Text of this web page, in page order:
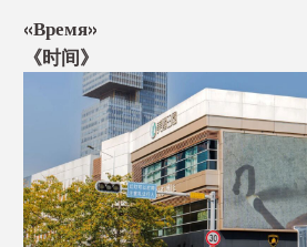
«Время»
《时间》